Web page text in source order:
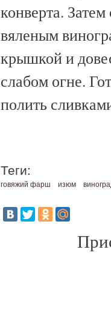
конверта.
вяленым
крышкой и
слабом огне.
полить
Теги:
говяжий фарш изюм